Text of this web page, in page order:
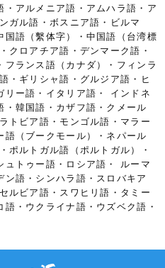
アルメニア語・アムハラ語・ア
ガル語・ボスニア語・ビルマ
語（繫体字）・中国語（台湾標
クロアチア語・デンマーク語・
ランス語（カナダ）・フィンラ
・ギリシャ語・グルジア語・ヒ
リー語・イタリア語・ インドネ
・韓国語・カザフ語・クメール
トビア語・モンゴル語・マラー
語（ブークモール）・ネパール
ポルトガル語（ポルトガル）・
ュトゥー語・ロシア語・ ルーマ
語・シンハラ語・スロバキア
ルビア語・スワヒリ語・タミー
・ウクライナ語・ウズベク語・